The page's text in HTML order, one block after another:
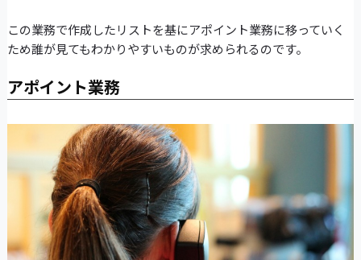
この業務で作成したリストを基にアポイント業務に移っていく
ため誰が見てもわかりやすいものが求められるのです。
アポイント業務